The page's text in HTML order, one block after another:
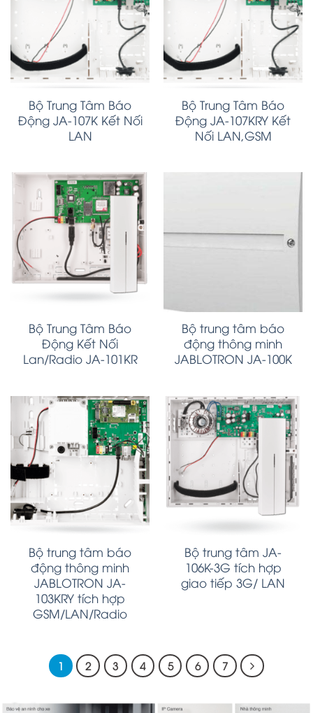
Bộ Trung Tâm Báo
Động JA-107K Kết Nối
LAN
Bộ Trung Tâm Báo
Động JA-107KRY Kết
Nối LAN,GSM
Bộ Trung Tâm Báo
Động Kết Nối
Lan/Radio JA-101KR
Bộ trung tâm báo
động thông minh
JABLOTRON JA-100K
Bộ trung tâm báo
động thông minh
JABLOTRON JA-
103KRY tích hợp
GSM/LAN/Radio
Bộ trung tâm JA-
106K-3G tích hợp
giao tiếp 3G/ LAN
1 2 3 4 5 6 7